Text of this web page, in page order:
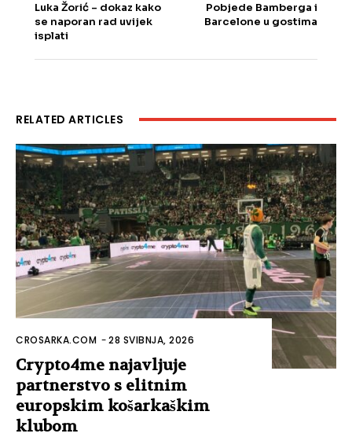
Luka Žorić – dokaz kako
se naporan rad uvijek
isplati
Pobjede Bamberga i
Barcelone u gostima
RELATED ARTICLES
CROSARKA.COM -28 SVIBNJA, 2026
Crypto4me najavljuje
partnerstvo s elitnim
europskim košarkaškim
klubom